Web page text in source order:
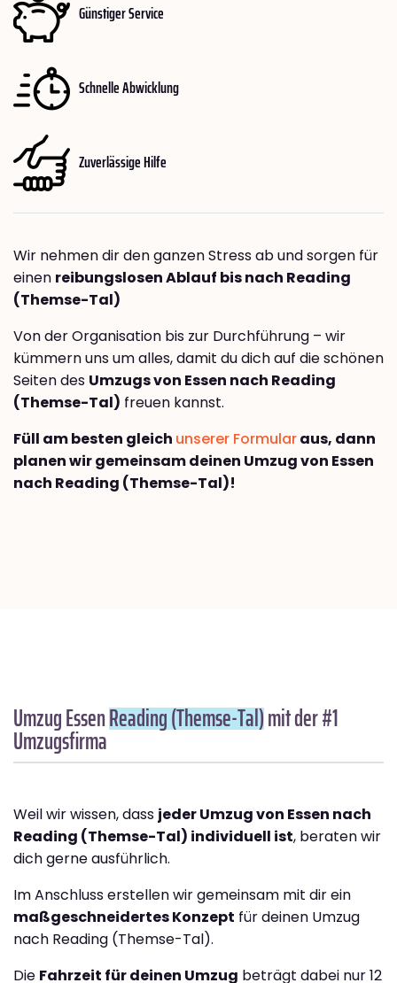
Günstiger Service
Schnelle Abwicklung
Zuverlässige Hilfe
Wir nehmen dir den ganzen Stress ab und sorgen für
einen reibungslosen Ablauf bis nach Reading
(Themse-Tal)
Von der Organisation bis zur Durchführung – wir
kümmern uns um alles, damit du dich auf die schönen
Seiten des Umzugs von Essen nach Reading
(Themse-Tal) freuen kannst.
Füll am besten gleich unserer Formularaus, dann
planen wir gemeinsam deinen Umzug von Essen
nach Reading (Themse-Tal)!
Umzug EssenReading (Themse-Tal)mit der #1
Umzugsfirma
Weil wir wissen, dass jeder Umzug von Essen nach
Reading (Themse-Tal) individuell ist, beraten wir
dich gerne ausführlich.
Im Anschluss erstellen wir gemeinsam mit dir ein
maßgeschneidertes Konzept für deinen Umzug
nach Reading (Themse-Tal).
Die Fahrzeit für deinen Umzug beträgt dabei nur 12